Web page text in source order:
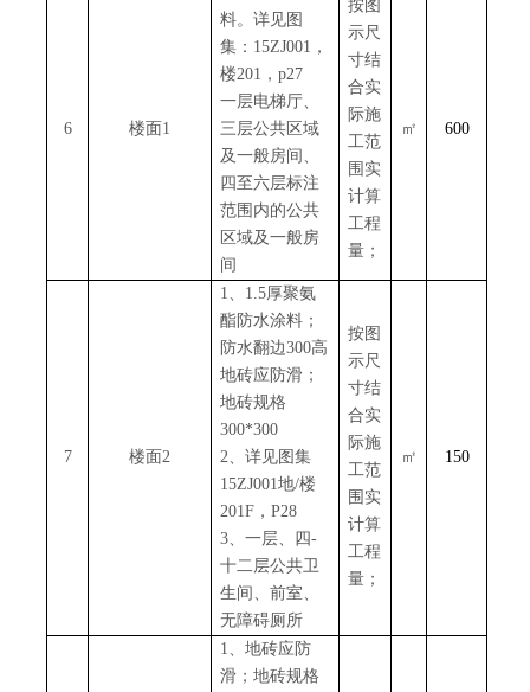
6 楼面1
料。详见图
集：15ZJ001，
楼201，p27
一层电梯厅、
三层公共区域
及一般房间、
四至六层标注
范围内的公共
区域及一般房
间
按图
示尺
寸结
合实
际施
工范
围实
计算
工程
量；
㎡ 600
7 楼面2
1、1.5厚聚氨
酯防水涂料；
防水翻边300高
地砖应防滑；
地砖规格
300*300
2、详见图集
15ZJ001地/楼
201F，P28
3、一层、四-
十二层公共卫
生间、前室、
无障碍厕所
按图
示尺
寸结
合实
际施
工范
围实
计算
工程
量；
㎡ 150
1、地砖应防
滑；地砖规格